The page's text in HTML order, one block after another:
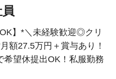
】*＼未経験歓迎◎クリ
額27.5万円＋賞与あり！
希望休提出OK！私服勤務